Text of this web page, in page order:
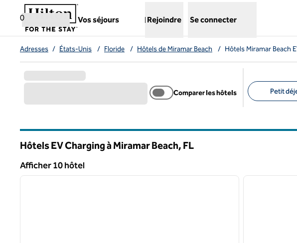
Aller directement au contenu
0
Vos séjours
,ouvre un nouvel onglet
Rejoindre Se connecter
Adresses / États-Unis / Floride / Hôtels de Miramar Beach / Hôtels Miramar Beach
Comparer les hôtels Petit
Hôtels EV Charging à Miramar Beach, FL
Afficher 10 hôtel
Afficher 10 hôtel
1 sur 12
image suivante
1 sur 12